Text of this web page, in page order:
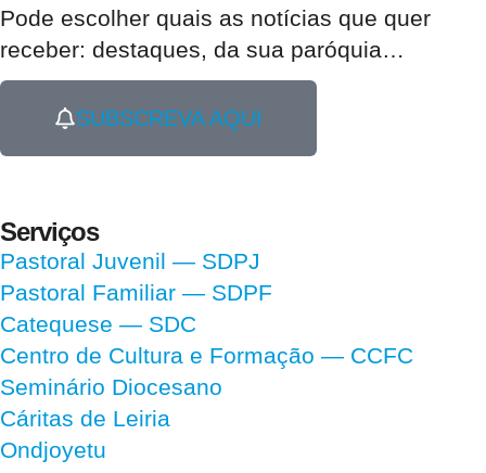
Pode escolher quais as notícias que quer
receber: destaques, da sua paróquia
SUBSCREVA AQUI
Serviços
Pastoral Juvenil — SDPJ
Pastoral Familiar — SDPF
Catequese — SDC
Centro de Cultura e Formação — CCFC
Seminário Diocesano
Cáritas de Leiria
Ondjoyetu